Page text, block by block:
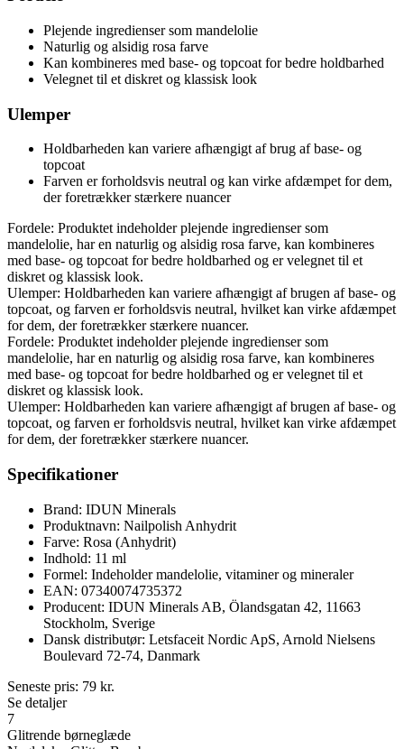
Plejende ingredienser som mandelolie
Naturlig og alsidig rosa farve
Kan kombineres med base- og topcoat for bedre holdbarhed
Velegnet til et diskret og klassisk look
Ulemper
Holdbarheden kan variere afhængigt af brug af base- og
topcoat
Farven er forholdsvis neutral og kan virke afdæmpet for dem,
der foretrækker stærkere nuancer
Fordele: Produktet indeholder plejende ingredienser som
mandelolie, har en naturlig og alsidig rosa farve, kan kombineres
med base- og topcoat for bedre holdbarhed og er velegnet til et
diskret og klassisk look.
Ulemper: Holdbarheden kan variere afhængigt af brugen af base- og
topcoat, og farven er forholdsvis neutral, hvilket kan virke afdæmpet
for dem, der foretrækker stærkere nuancer.
Fordele: Produktet indeholder plejende ingredienser som
mandelolie, har en naturlig og alsidig rosa farve, kan kombineres
med base- og topcoat for bedre holdbarhed og er velegnet til et
diskret og klassisk look.
Ulemper: Holdbarheden kan variere afhængigt af brugen af base- og
topcoat, og farven er forholdsvis neutral, hvilket kan virke afdæmpet
for dem, der foretrækker stærkere nuancer.
Specifikationer
Brand: IDUN Minerals
Produktnavn: Nailpolish Anhydrit
Farve: Rosa (Anhydrit)
Indhold: 11 ml
Formel: Indeholder mandelolie, vitaminer og mineraler
EAN: 07340074735372
Producent: IDUN Minerals AB, Ölandsgatan 42, 11663
Stockholm, Sverige
Dansk distributør: Letsfaceit Nordic ApS, Arnold Nielsens
Boulevard 72-74, Danmark
Seneste pris: 79 kr.
Se detaljer
7
Glitrende børneglæde